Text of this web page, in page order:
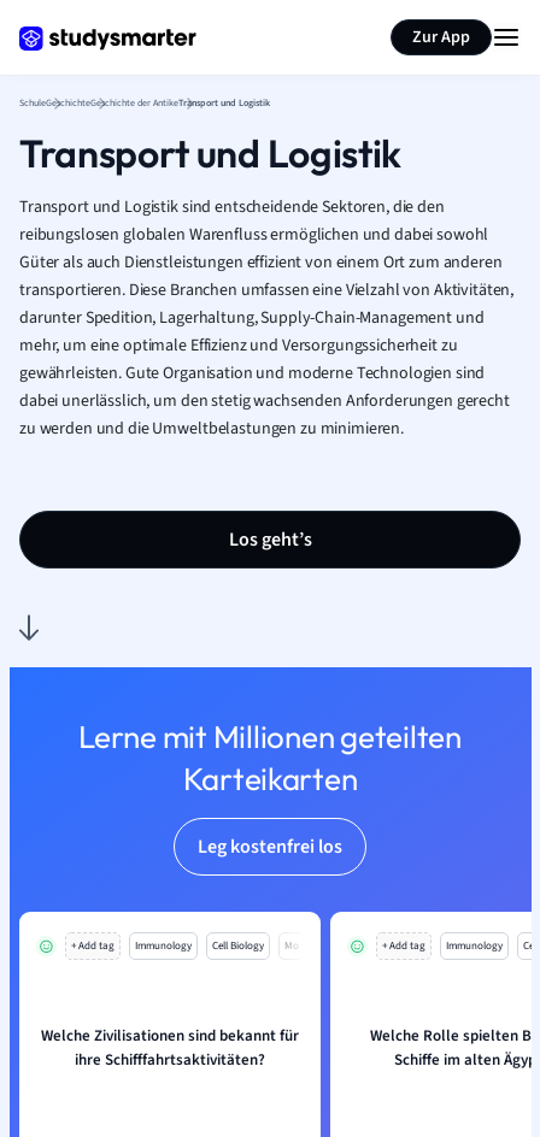
Zur App
SchuleGeschichteGeschichte der AntikeTransport und Logistik
Transport und Logistik
Transport und Logistik sind entscheidende Sektoren, die den
reibungslosen globalen Warenfluss ermöglichen und dabei sowohl
Güter als auch Dienstleistungen effizient von einem Ort zum anderen
transportieren. Diese Branchen umfassen eine Vielzahl von Aktivitäten,
darunter Spedition, Lagerhaltung, Supply-Chain-Management und
mehr, um eine optimale Effizienz und Versorgungssicherheit zu
gewährleisten. Gute Organisation und moderne Technologien sind
dabei unerlässlich, um den stetig wachsenden Anforderungen gerecht
zu werden und die Umweltbelastungen zu minimieren.
Los geht’s
Lerne mit Millionen geteilten
Karteikarten
Leg kostenfrei los
+ Add tag Immunology Cell Biology Mo
Welche Zivilisationen sind bekannt für
ihre Schifffahrtsaktivitäten?
+ Add tag Immunology
Welche Rolle spielten
Schiffe im alten
Seite zusammenfassen